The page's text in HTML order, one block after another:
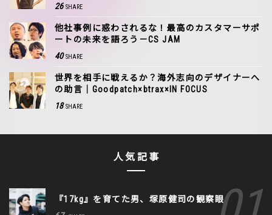
26 SHARE
他社事例に惑わされるな！最高のカスタマーサポ
ートの未来を語ろう－CS JAM
40 SHARE
世界を相手に戦えるか？海外志向のデザイナーへ
の助言｜Goodpatch×btrax×IN FOCUS
18 SHARE
人気記事
『17kg』を育てた男、塚原健司の観察眼